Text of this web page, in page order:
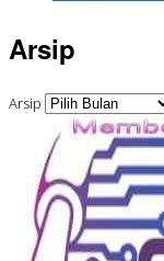
Arsip
Arsip